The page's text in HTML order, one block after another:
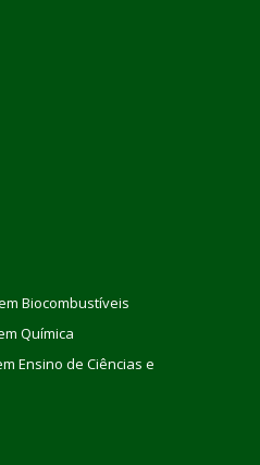
Biocombustíveis
Química
Ensino de Ciências e